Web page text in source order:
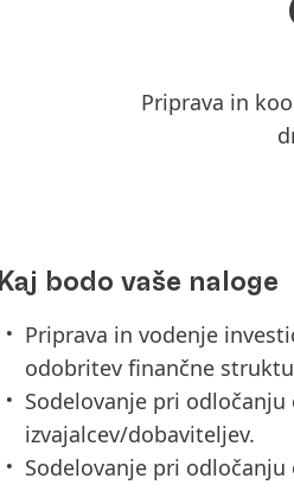
Priprava in
Kaj bodo vaše naloge
Priprava in vodenje
odobritev finančne
Sodelovanje pri
izvajalcev/dobaviteljev.
Sodelovanje pri